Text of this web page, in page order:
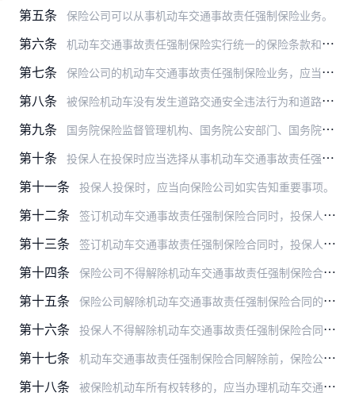
第五条
保险公司可以从事机动车交通事故责任强制保险业务。
第六条 机动车交通事故责任强制保险实行统一的保险条款和基础保险费率。国务院保险监督管理机构按照机动车交通事故责任强制保险业务总体上不盈利不亏损的原则审批保险费率。
第七条 保险公司的机动车交通事故责任强制保险业务，应当与其他保险业务分开管理，单独核算。
第八条 被保险机动车没有发生道路交通安全违法行为和道路交通事故的，保险公司应当在下一年度降低其保险费率。在此后的年度内，被保险机动车仍然没有发生道路交通安全违法行为和道…
第九条 国务院保险监督管理机构、国务院公安部门、国务院农业主管部门以及其他有关部门应当逐步建立有关机动车交通事故责任强制保险、道路交通安全违法行为和道路交通事故的信息共…
第十条 投保人在投保时应当选择从事机动车交通事故责任强制保险业务的保险公司，被选择的保险公司不得拒绝或者拖延承保。
第十一条 投保人投保时，应当向保险公司如实告知重要事项。
第十二条 签订机动车交通事故责任强制保险合同时，投保人应当一次支付全部保险费；保险公司应当向投保人签发保险单、保险标志。保险单、保险标志应当注明保险单号码、车牌号码、保险…
第十三条 签订机动车交通事故责任强制保险合同时，投保人不得在保险条款和保险费率之外，向保险公司提出附加其他条件的要求。
第十四条 保险公司不得解除机动车交通事故责任强制保险合同；但是，投保人对重要事项未履行如实告知义务的除外。
第十五条 保险公司解除机动车交通事故责任强制保险合同的，应当收回保险单和保险标志，并书面通知机动车管理部门。
第十六条 投保人不得解除机动车交通事故责任强制保险合同，但有下列情形之一的除外：
第十七条 机动车交通事故责任强制保险合同解除前，保险公司应当按照合同承担保险责任。
第十八条 被保险机动车所有权转移的，应当办理机动车交通事故责任强制保险合同变更手续。